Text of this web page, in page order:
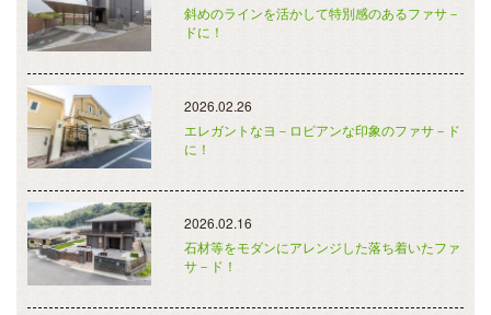
斜めのラインを活かして特別感のあるファサ－
ドに！
2026.02.26
エレガントなヨ－ロピアンな印象のファサ－ド
に！
2026.02.16
石材等をモダンにアレンジした落ち着いたファ
サ－ド！